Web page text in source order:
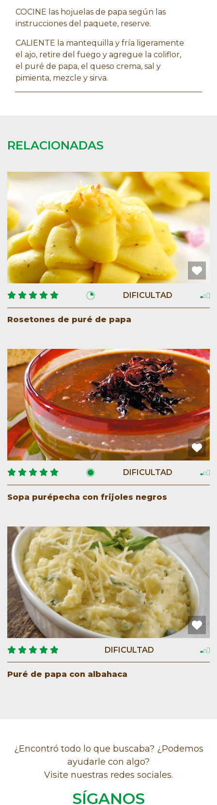
COCINE las hojuelas de papa según las
instrucciones del paquete, reserve.
CALIENTE la mantequilla y fría ligeramente
el ajo, retire del fuego y agregue la coliflor,
el puré de papa, el queso crema, sal y
pimienta, mezcle y sirva.
RELACIONADAS
DIFICULTAD
Rosetones de puré de papa
DIFICULTAD
Sopa purépecha con frijoles negros
DIFICULTAD
Puré de papa con albahaca
¿Encontró todo lo que buscaba? ¿Podemos
ayudarle con algo?
Visite nuestras redes sociales.
SÍGANOS